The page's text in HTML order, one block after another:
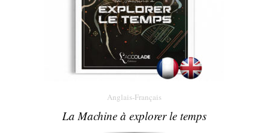
Anglais-Français
La Machine à explorer le temps